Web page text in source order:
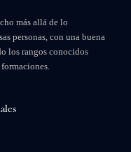
más allá de lo
personas, con una buena
los rangos conocidos